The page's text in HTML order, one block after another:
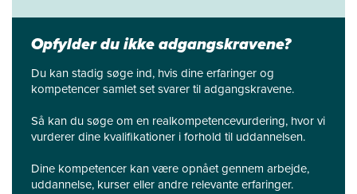
Opfylder du ikke adgangskravene?
Du kan stadig søge ind, hvis dine erfaringer og
kompetencer samlet set svarer til adgangskravene.
Så kan du søge om en realkompetencevurdering, hvor vi
vurderer dine kvalifikationer i forhold til uddannelsen.
Dine kompetencer kan være opnået gennem arbejde,
uddannelse, kurser eller andre relevante erfaringer.